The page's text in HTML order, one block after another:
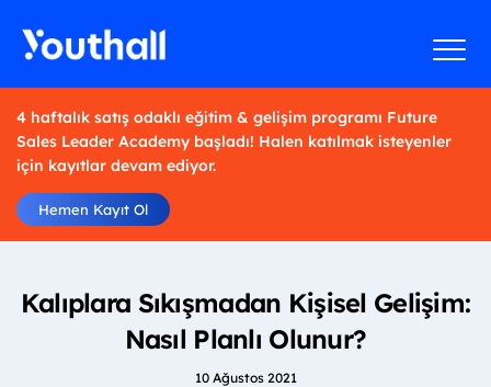
4 haftalık satış odaklı eğitim & gelişim programı Future
Sales Leader Academy başladı! Halen katılmak isteyenler
için kayıtlar devam ediyor.
Hemen Kayıt Ol
Kalıplara Sıkışmadan Kişisel Gelişim:
Nasıl Planlı Olunur?
10 Ağustos 2021